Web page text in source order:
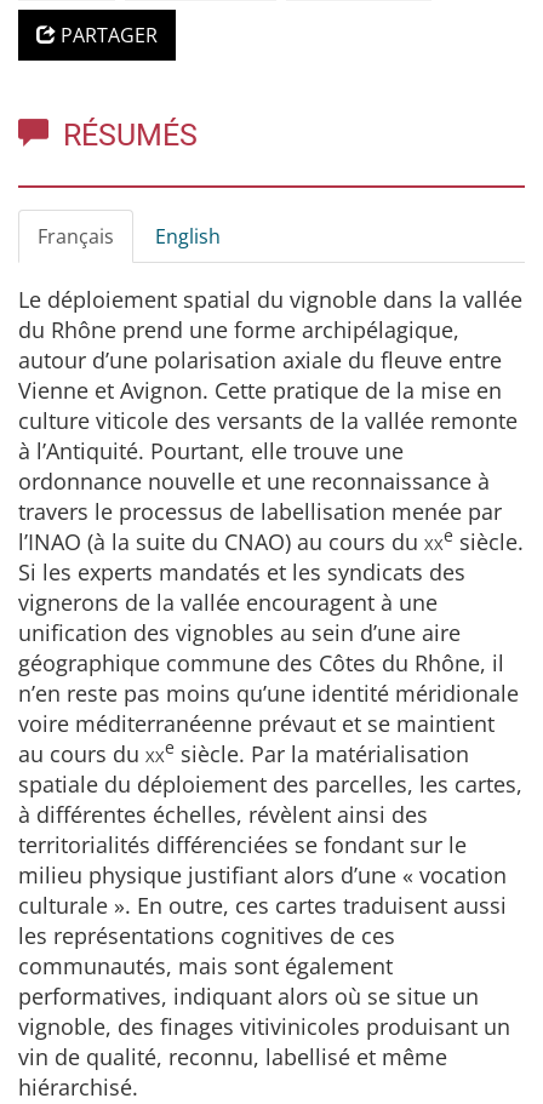
PARTAGER
RÉSUMÉS
Français English
Le déploiement spatial du vignoble dans la vallée
du Rhône prend une forme archipélagique,
autour d’une polarisation axiale du fleuve entre
Vienne et Avignon. Cette pratique de la mise en
culture viticole des versants de la vallée remonte
à l’Antiquité. Pourtant, elle trouve une
ordonnance nouvelle et une reconnaissance à
travers le processus de labellisation menée par
l’INAO (à la suite du CNAO) au cours du xxe siècle.
Si les experts mandatés et les syndicats des
vignerons de la vallée encouragent à une
unification des vignobles au sein d’une aire
géographique commune des Côtes du Rhône, il
n’en reste pas moins qu’une identité méridionale
voire méditerranéenne prévaut et se maintient
au cours du xxe siècle. Par la matérialisation
spatiale du déploiement des parcelles, les cartes,
à différentes échelles, révèlent ainsi des
territorialités différenciées se fondant sur le
milieu physique justifiant alors d’une « vocation
culturale ». En outre, ces cartes traduisent aussi
les représentations cognitives de ces
communautés, mais sont également
performatives, indiquant alors où se situe un
vignoble, des finages vitivinicoles produisant un
vin de qualité, reconnu, labellisé et même
hiérarchisé.